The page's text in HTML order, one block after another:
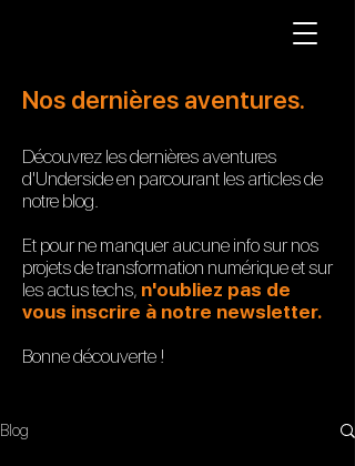
Nos dernières aventures.
Découvrez les dernières aventures
d'Underside en parcourant les articles de
notre blog.
Et pour ne manquer aucune info sur nos
projets de transformation numérique et sur
les actus techs, n'oubliez pas de
vous inscrire à notre newsletter.
Bonnedécouverte !
Blog